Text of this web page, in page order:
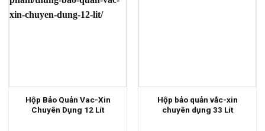
Hộp Bảo Quản Vac-Xin
Chuyên Dụng 12 Lít
Hộp bảo quản vắc-xin
chuyên dụng 33 Lít